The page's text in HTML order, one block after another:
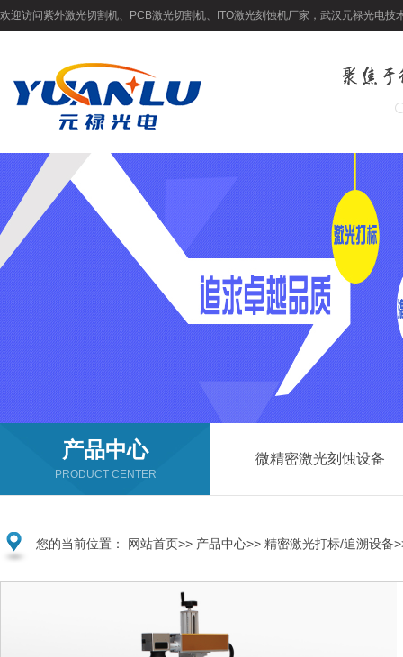
欢迎访问紫外激光切割机、PCB激光切割机、ITO激光刻蚀机厂家，武汉元禄光电技
产品中心
PRODUCT CENTER
微精密激光刻蚀设备
您的当前位置： 网站首页>> 产品中心>> 精密激光打标/追溯设备